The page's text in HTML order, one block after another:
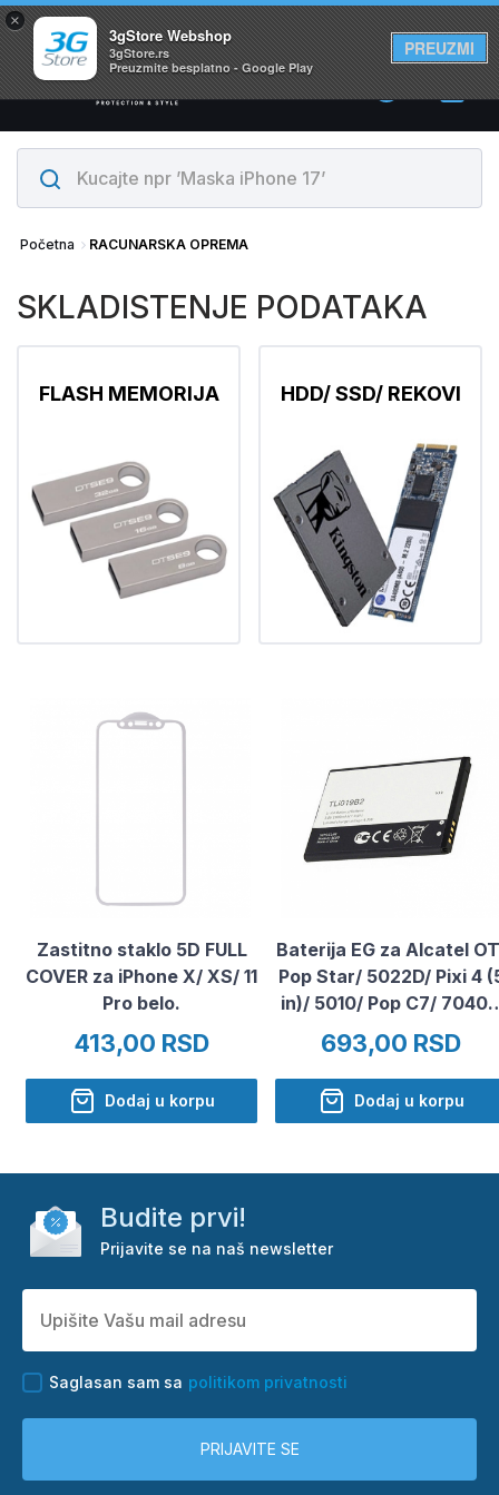
×
3gStore Webshop
3gStore.rs
Preuzmite besplatno - Google Play
PREUZMI
Svi proizvodi su na lageru. Slanje istog dana!
0
Početna RACUNARSKA OPREMA
SKLADISTENJE PODATAKA
FLASH MEMORIJA HDD/ SSD/ REKOVI
Zastitno staklo 5D FULL
COVER za iPhone X/ XS/ 11
Pro belo.
413,00 RSD
Dodaj u korpu
Baterija EG za Alcatel
Pop Star/ 5022D/ Pixi 4
in)/ 5010/ Pop C7/
(1900 mAh)
693,00 RSD
Dodaj u korpu
Budite prvi!
Prijavite se na naš newsletter
Saglasan sam sa politikom privatnosti
PRIJAVITE SE